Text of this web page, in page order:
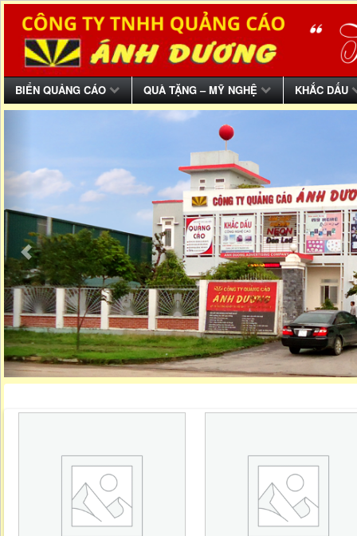
BIỂN QUẢNG CÁO QUÀ TẶNG – MỸ NGHỆ KHẮC DẤU